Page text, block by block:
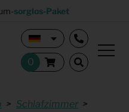
sorglos-Paket
Schlafzimmer